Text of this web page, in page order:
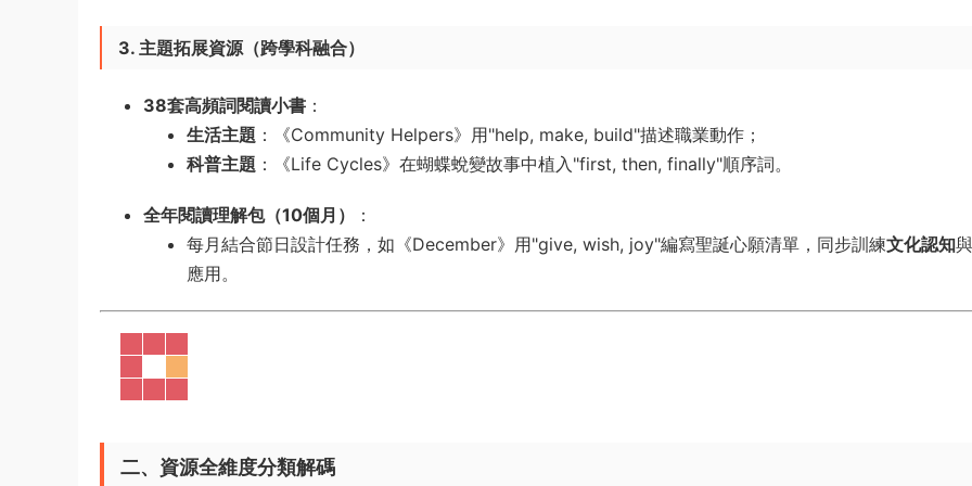
3. 主題拓展資源（跨學科融合）​
38套高頻詞閱讀小書 ​：
生活主題 ​：《Community Helpers》用"help, make, build"描述職業動作；
科普主題 ​：《Life Cycles》在蝴蝶蛻變故事中植入"first, then, finally"順序詞。
全年閱讀理解包（10個月）​
​：
每月結合節日設計任務，如《December》用"give, wish, joy"編寫聖誕心願清單，同步訓練文化認知
應用。
二、​ ​資源全維度分類解碼​